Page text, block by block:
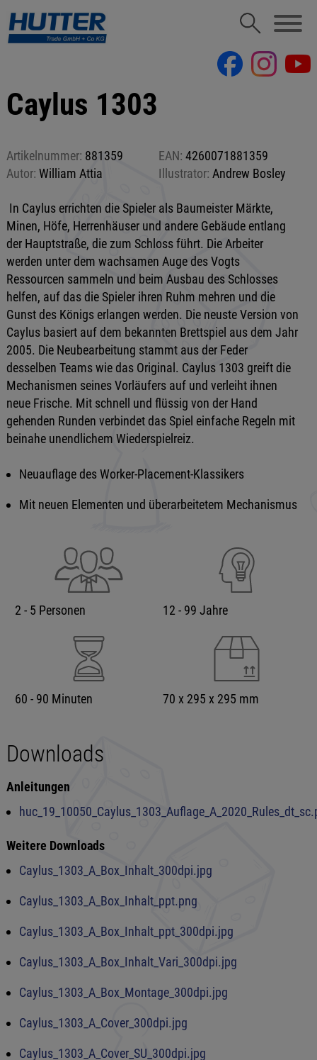
Caylus 1303
Artikelnummer: 881359 EAN: 4260071881359
Autor: William Attia Illustrator: Andrew Bosley
In Caylus errichten die Spieler als Baumeister Märkte,
Minen, Höfe, Herrenhäuser und andere Gebäude entlang
der Hauptstraße, die zum Schloss führt. Die Arbeiter
werden unter dem wachsamen Auge des Vogts
Ressourcen sammeln und beim Ausbau des Schlosses
helfen, auf das die Spieler ihren Ruhm mehren und die
Gunst des Königs erlangen werden. Die neuste Version von
Caylus basiert auf dem bekannten Brettspiel aus dem Jahr
2005. Die Neubearbeitung stammt aus der Feder
desselben Teams wie das Original. Caylus 1303 greift die
Mechanismen seines Vorläufers auf und verleiht ihnen
neue Frische. Mit schnell und flüssig von der Hand
gehenden Runden verbindet das Spiel einfache Regeln mit
beinahe unendlichem Wiederspielreiz.
Neuauflage des Worker-Placement-Klassikers
Mit neuen Elementen und überarbeitetem Mechanismus
2 - 5 Personen 12 - 99 Jahre
60 - 90 Minuten 70 x 295 x 295 mm
Downloads
Anleitungen
Weitere Downloads
Caylus_1303_A_Box_Inhalt_300dpi.jpg
Caylus_1303_A_Box_Inhalt_ppt.png
Caylus_1303_A_Box_Inhalt_ppt_300dpi.jpg
Caylus_1303_A_Box_Inhalt_Vari_300dpi.jpg
Caylus_1303_A_Box_Montage_300dpi.jpg
Caylus_1303_A_Cover_300dpi.jpg
Caylus_1303_A_Cover_SU_300dpi.jpg